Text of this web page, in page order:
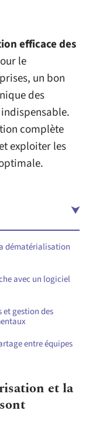
efficace des
le
un bon
des
complète
exploiter les
dématérialisation
avec un logiciel
et gestion des
entre équipes
et la